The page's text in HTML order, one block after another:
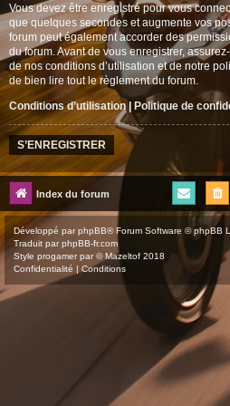
Vous devez être enregistré pour vous
que quelques secondes et augmente vos
forum peut également accorder des
du forum. Avant de vous enregistrer,
de nos conditions d’utilisation et de notre
de bien lire tout le règlement du forum.
Conditions d’utilisation| Politique de
S’ENREGISTRER
Index du forum
Développé parphpBB® Forum Software © phpBB
Traduit parphpBB-fr.com
Style progamerpar ©Mazeltof 2018
Confidentialité | Conditions